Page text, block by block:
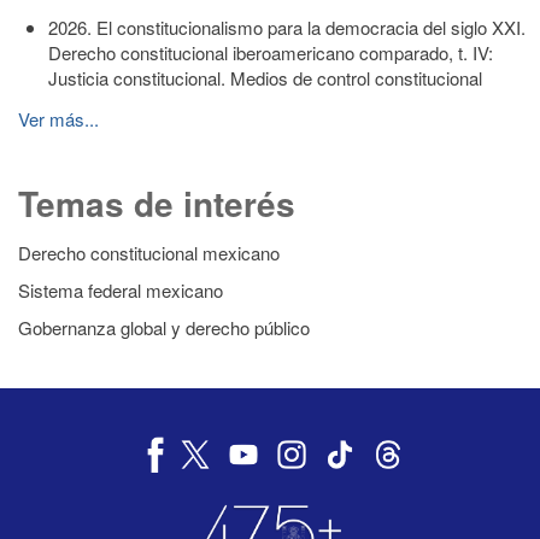
2026. El constitucionalismo para la democracia del siglo XXI.
Derecho constitucional iberoamericano comparado, t. IV:
Justicia constitucional. Medios de control constitucional
Ver más...
Temas de interés
Derecho constitucional mexicano
Sistema federal mexicano
Gobernanza global y derecho público